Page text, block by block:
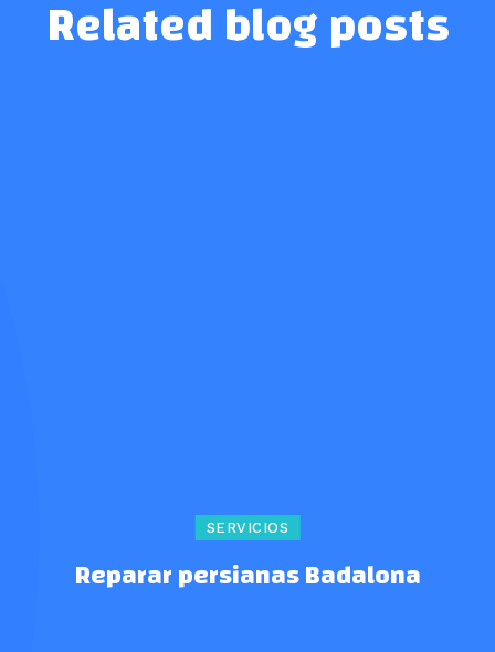
Related blog posts
SERVICIOS
Reparar persianas Badalona